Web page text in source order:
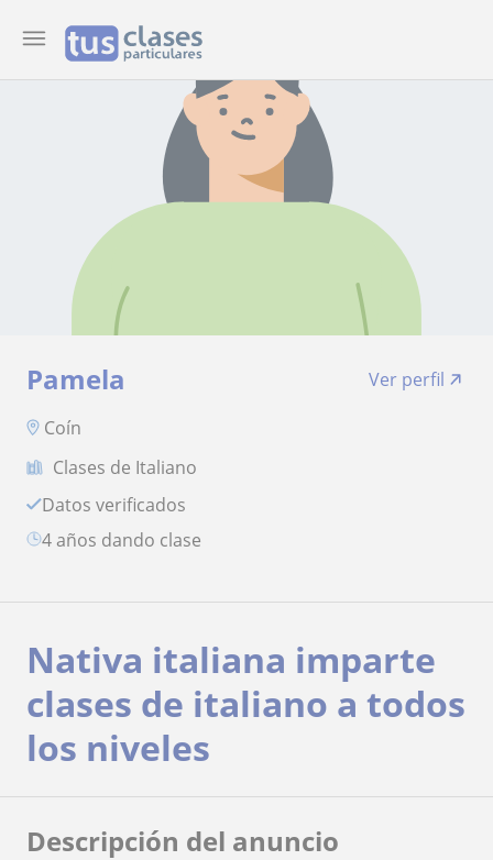
Pamela
Ver perfil
Coín
Clases de Italiano
Datos verificados
4 años dando clase
Nativa italiana imparte
clases de italiano a todos
los niveles
Descripción del anuncio